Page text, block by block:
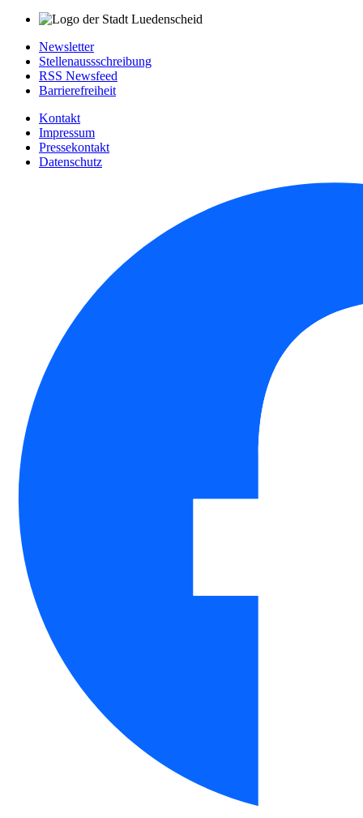
Newsletter
Stellenaussschreibung
RSS Newsfeed
Barrierefreiheit
Kontakt
Impressum
Pressekontakt
Datenschutz